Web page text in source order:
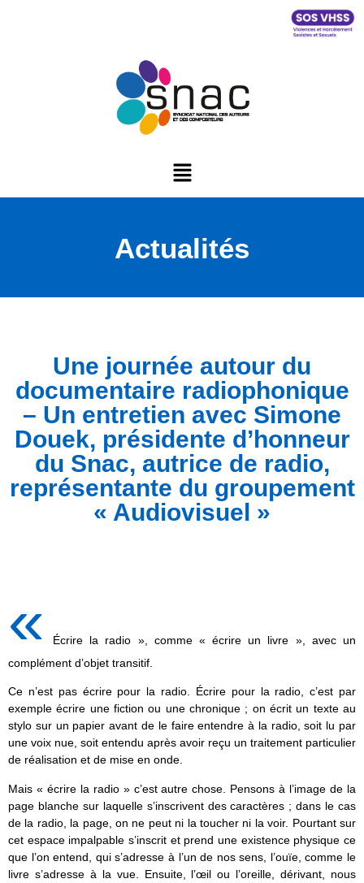
Actualités
Une journée autour du
documentaire radiophonique
– Un entretien avec Simone
Douek, présidente d’honneur
du Snac, autrice de radio,
représentante du groupement
« Audiovisuel »
«
Écrire la radio », comme « écrire un livre », avec un
complément d’objet transitif.
Ce n’est pas écrire pour la radio. Écrire pour la radio, c’est par
exemple écrire une fiction ou une chronique ; on écrit un texte au
stylo sur un papier avant de le faire entendre à la radio, soit lu par
une voix nue, soit entendu après avoir reçu un traitement particulier
de réalisation et de mise en onde.
Mais « écrire la radio » c’est autre chose. Pensons à l’image de la
page blanche sur laquelle s’inscrivent des caractères ; dans le cas
de la radio, la page, on ne peut ni la toucher ni la voir. Pourtant sur
cet espace impalpable s’inscrit et prend une existence physique ce
que l’on entend, qui s’adresse à l’un de nos sens, l’ouïe, comme le
livre s’adresse à la vue. Ensuite, l’œil ou l’oreille, dérivant, nous